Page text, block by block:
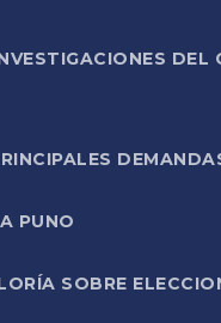
DEL
PUNO
SOBRE